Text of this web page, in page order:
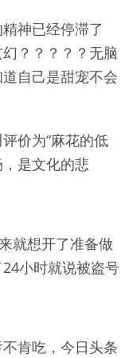
神已经停滞了
？？？？？无脑
自己是甜宠不会
价为“麻花的低
是文化的悲
就想开了准备做
小时就说被盗号
肯吃，今日头条